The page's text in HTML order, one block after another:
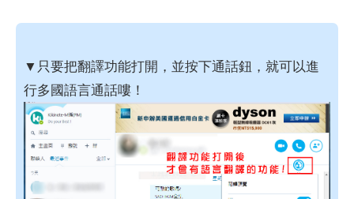
▼只要把翻譯功能打開，並按下通話鈕，就可以進
行多國語言通話嘍！